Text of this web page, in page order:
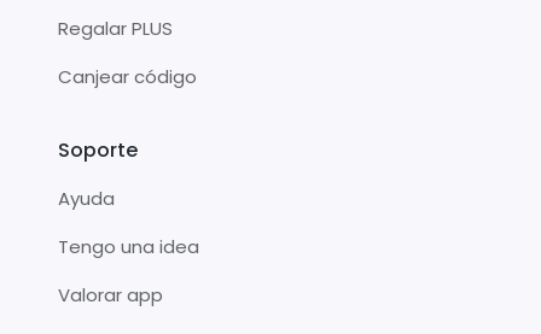
Regalar PLUS
Canjear código
Soporte
Ayuda
Tengo una idea
Valorar app